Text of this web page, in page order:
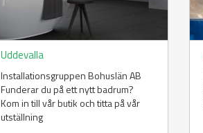
Uddevalla
Installationsgruppen Bohuslän AB
Funderar du på ett nytt badrum?
Kom in till vår butik och titta på vår
utställning